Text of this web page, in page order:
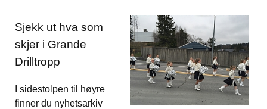
Sjekk ut hva som
skjer i Grande
Drilltropp
I sidestolpen til høyre
finner du nyhetsarkiv